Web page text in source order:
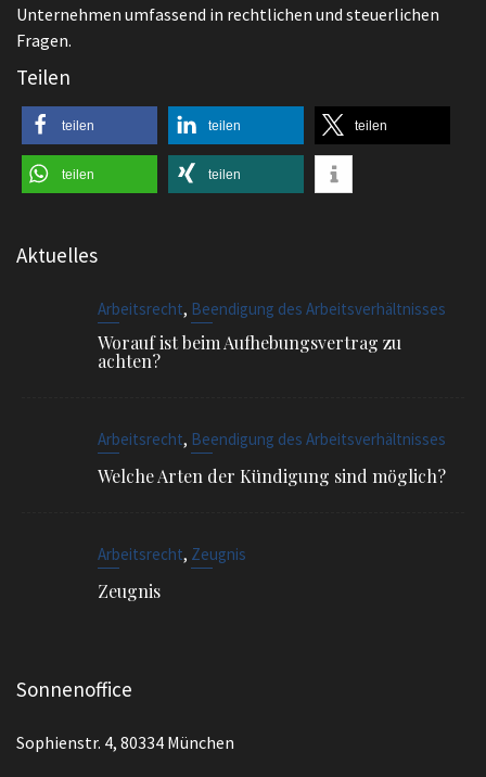
Unternehmen umfassend in rechtlichen und steuerlichen
Fragen.
Teilen
teilen teilen teilen
teilen teilen
Aktuelles
Arbeitsrecht, Beendigung des Arbeitsverhältnisses
Worauf ist beim Aufhebungsvertrag zu
achten?
Arbeitsrecht, Beendigung des Arbeitsverhältnisses
Welche Arten der Kündigung sind möglich?
Arbeitsrecht, Zeugnis
Zeugnis
Sonnenoffice
Sophienstr. 4, 80334 München